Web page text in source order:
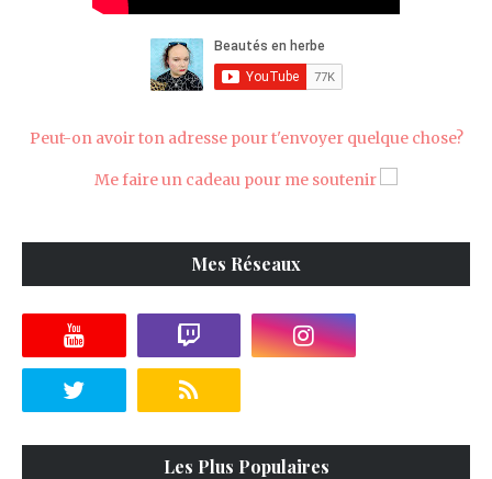
Peut-on avoir ton adresse pour t'envoyer quelque chose?
Me faire un cadeau pour me soutenir
Mes Réseaux
Les Plus Populaires